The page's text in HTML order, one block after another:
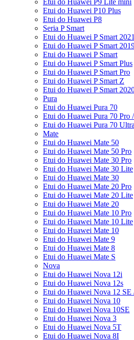
Etui do Huawei P9 Lite mini
Etui do Huawei P10 Plus
Etui do Huawei P8
Seria P Smart
Etui do Huawei P Smart 2021
Etui do Huawei P Smart
Etui do Huawei P Smart
Etui do Huawei P Smart Plus
Etui do Huawei P Smart Pro
Etui do Huawei P Smart Z
Etui do Huawei P Smart
Pura
Etui do Huawei Pura 70
Etui do Huawei Pura 70 Pro
Etui do Huawei Pura 70 Ultra
Mate
Etui do Huawei Mate 50
Etui do Huawei Mate 50 Pro
Etui do Huawei Mate 30 Pro
Etui do Huawei Mate 30 Lite
Etui do Huawei Mate 30
Etui do Huawei Mate 20 Pro
Etui do Huawei Mate 20 Lite
Etui do Huawei Mate 20
Etui do Huawei Mate 10 Pro
Etui do Huawei Mate 10 Lite
Etui do Huawei Mate 10
Etui do Huawei Mate 9
Etui do Huawei Mate 8
Etui do Huawei Mate S
Nova
Etui do Huawei Nova 12i
Etui do Huawei Nova 12s
Etui do Huawei Nova 12 SE
Etui do Huawei Nova 10
Etui do Huawei Nova 10SE
Etui do Huawei Nova 3
Etui do Huawei Nova 5T
Etui do Huawei Nova 8I